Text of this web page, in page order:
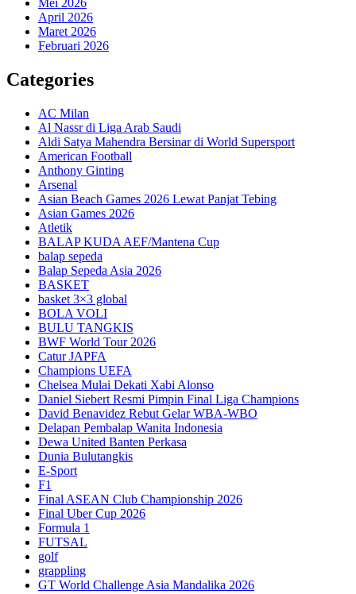
April 2026
Maret 2026
Februari 2026
Categories
AC Milan
Al Nassr di Liga Arab Saudi
Aldi Satya Mahendra Bersinar di World Supersport
American Football
Anthony Ginting
Arsenal
Asian Beach Games 2026 Lewat Panjat Tebing
Asian Games 2026
Atletik
BALAP KUDA AEF/Mantena Cup
balap sepeda
Balap Sepeda Asia 2026
BASKET
basket 3×3 global
BOLA VOLI
BULU TANGKIS
BWF World Tour 2026
Catur JAPFA
Champions UEFA
Chelsea Mulai Dekati Xabi Alonso
Daniel Siebert Resmi Pimpin Final Liga Champions
David Benavidez Rebut Gelar WBA-WBO
Delapan Pembalap Wanita Indonesia
Dewa United Banten Perkasa
Dunia Bulutangkis
E-Sport
F1
Final ASEAN Club Championship 2026
Final Uber Cup 2026
Formula 1
FUTSAL
golf
grappling
GT World Challenge Asia Mandalika 2026